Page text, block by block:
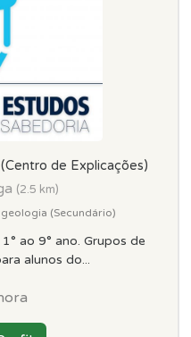
(Centro de Explicações)
(2.5 km)
(Secundário)
ao 9° ano. Grupos de
alunos do...